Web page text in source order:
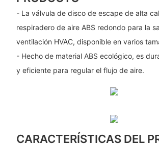
- La válvula de disco de escape de alta
respiradero de aire ABS redondo para la
ventilación HVAC, disponible en varios
- Hecho de material ABS ecológico, es
y eficiente para regular el flujo de aire.
CARACTERÍSTICAS DEL